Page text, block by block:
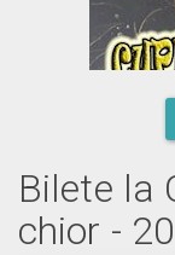
Bilete la
chior -